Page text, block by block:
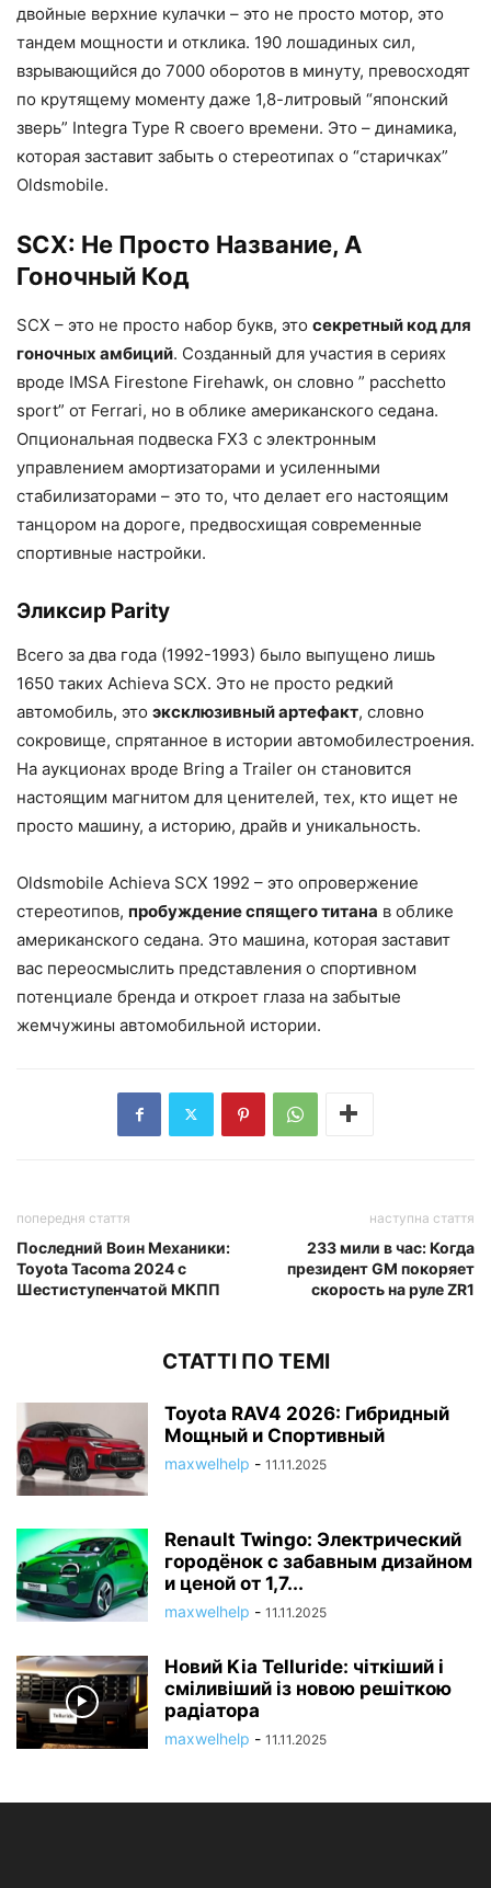
двойные верхние кулачки – это не просто мотор, это
тандем мощности и отклика. 190 лошадиных сил,
взрывающийся до 7000 оборотов в минуту, превосходят
по крутящему моменту даже 1,8-литровый “японский
зверь” Integra Type R своего времени. Это – динамика,
которая заставит забыть о стереотипах о “старичках”
Oldsmobile.
SCX: Не Просто Название, А
Гоночный Код
SCX – это не просто набор букв, это секретный код для
гоночных амбиций. Созданный для участия в сериях
вроде IMSA Firestone Firehawk, он словно ” pacchetto
sport” от Ferrari, но в облике американского седана.
Опциональная подвеска FX3 с электронным
управлением амортизаторами и усиленными
стабилизаторами – это то, что делает его настоящим
танцором на дороге, предвосхищая современные
спортивные настройки.
Эликсир Рarity
Всего за два года (1992-1993) было выпущено лишь
1650 таких Achieva SCX. Это не просто редкий
автомобиль, это эксклюзивный артефакт, словно
сокровище, спрятанное в истории автомобилестроения.
На аукционах вроде Bring a Trailer он становится
настоящим магнитом для ценителей, тех, кто ищет не
просто машину, а историю, драйв и уникальность.
Oldsmobile Achieva SCX 1992 – это опровержение
стереотипов, пробуждение спящего титана в облике
американского седана. Это машина, которая заставит
вас переосмыслить представления о спортивном
потенциале бренда и откроет глаза на забытые
жемчужины автомобильной истории.
попередня стаття
Последний Воин Механики:
Toyota Tacoma 2024 с
Шестиступенчатой МКПП
наступна стаття
233 мили в час: Когда
президент GM покоряет
скорость на руле ZR1
СТАТТІ ПО ТЕМІ
Toyota RAV4 2026: Гибридный
Мощный и Спортивный
maxwelhelp - 11.11.2025
Renault Twingo: Электрический
городёнок с забавным дизайном
и ценой от 1,7...
maxwelhelp - 11.11.2025
Новий Kia Telluride: чіткіший і
сміливіший із новою решіткою
радіатора
maxwelhelp - 11.11.2025